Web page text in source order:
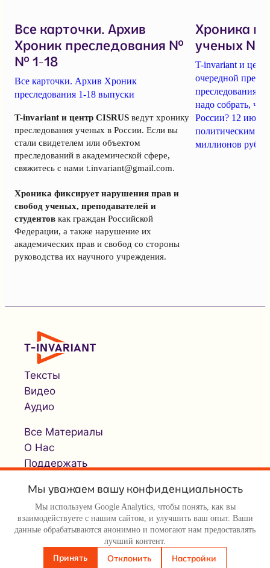
Все карточки. Архив
Хроник преследования №
№ 1-18
Все карточки. Архив Хроник
преследования 1-18 выпуски
T-invariant и центр CISRUS ведут хронику
преследования ученых в России. Если вы
стали свидетелем или объектом
преследований в академической сфере,
свяжитесь с нами t.invariant@gmail.com.
Хроника фиксирует нарушения прав и
свобод ученых, преподавателей и
студентов как граждан Российской
Федерации, а также нарушение их
академических прав и свобод со стороны
руководства их научного учреждения.
Хроника
ученых №
T-invariant и
очередной
преследования
надо собрать,
России? 12
политическим
миллионов
Тексты
Видео
Аудио
Все Материалы
О Нас
Поддержать
© Т-инвариант / T-invariant, 2026
Мы уважаем вашу конфиденциальность
Мы используем Google Analytics, чтобы понять, как вы
взаимодействуете с нашим сайтом, и улучшить ваш опыт. Ваши
данные обрабатываются анонимно и помогают нам предоставлять
лучший контент.
Принять Отклонить Настройки